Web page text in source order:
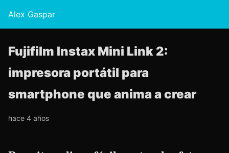
Alex Gaspar
Fujifilm Instax Mini Link 2:
impresora portátil para
smartphone que anima a crear
hace 4 años